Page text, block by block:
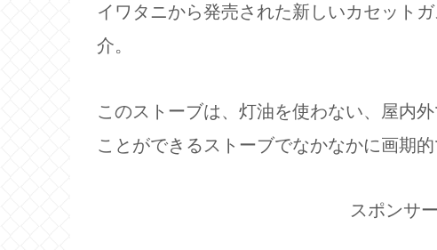
イワタニから発売された新しいカセット
介。
このストーブは、灯油を使わない、屋内
ことができるストーブでなかなかに画期的
スポンサ